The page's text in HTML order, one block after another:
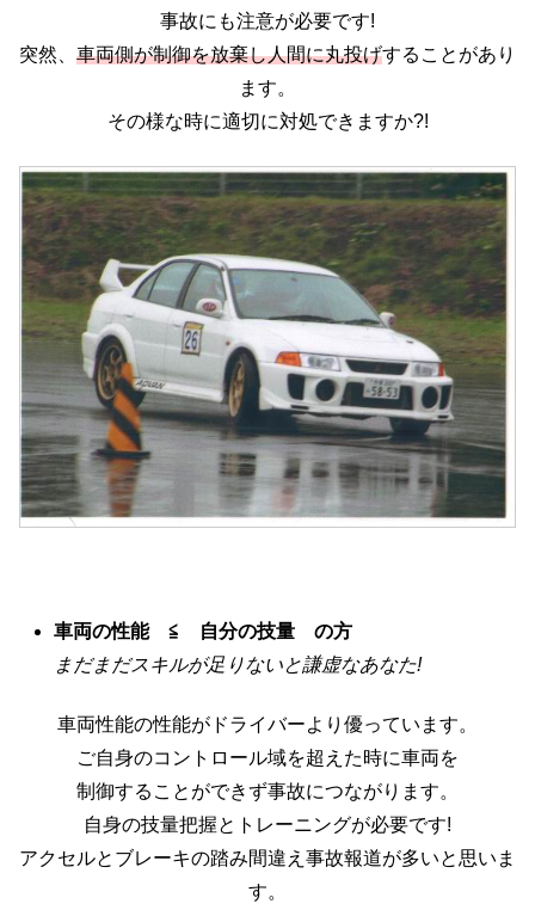
事故にも注意が必要です!
突然、 車両側が制御を放棄し人間に丸投げすることがあり
ます。
その様な時に適切に対処できますか?!
車両の性能 ≦ 自分の技量 の方
まだまだスキルが足りないと謙虚なあなた!
車両性能の性能がドライバーより優っています。
ご自身のコントロール域を超えた時に車両を
制御することができず事故につながります。
自身の技量把握とトレーニングが必要です!
アクセルとブレーキの踏み間違え事故報道が多いと思いま
す。